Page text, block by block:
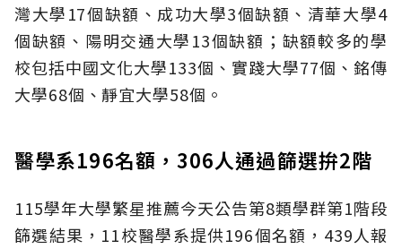
灣大學17個缺額、成功大學3個缺額、清華大學4
個缺額、陽明交通大學13個缺額；缺額較多的學
校包括中國文化大學133個、實踐大學77個、銘傳
大學68個、靜宜大學58個。
醫學系196名額，306人通過篩選拚2階
115學年大學繁星推薦今天公告第8類學群第1階段
篩選結果，11校醫學系提供196個名額，439人報